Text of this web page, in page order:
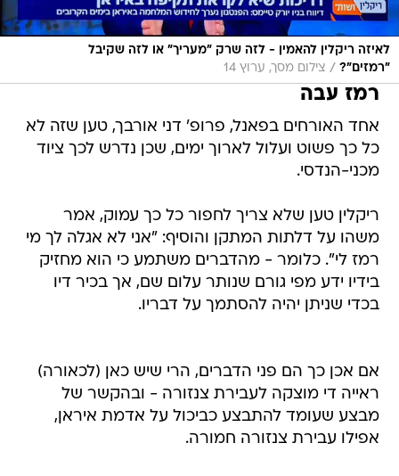
לאיזה ריקלין להאמין - לזה שרק "מעריך" או לזה שקיבל
"רמזים"? / צילום מסך, ערוץ 14
רמז עבה
אחד האורחים בפאנל, פרופ' דני אורבך, טען שזה לא
כל כך פשוט ועלול לארוך ימים, שכן נדרש לכך ציוד
מכני-הנדסי.
ריקלין טען שלא צריך לחפור כל כך עמוק, אמר
משהו על דלתות המתקן והוסיף: "אני לא אגלה לך מי
רמז לי". כלומר - מהדברים משתמע כי הוא מחזיק
בידיו ידע מפי גורם שנותר עלום שם, אך בכיר דיו
בכדי שניתן יהיה להסתמך על דבריו.
אם אכן כך הם פני הדברים, הרי שיש כאן (לכאורה)
ראייה די מוצקה לעבירת צנזורה - ובהקשר של
מבצע שעומד להתבצע כביכול על אדמת איראן,
אפילו עבירת צנזורה חמורה.